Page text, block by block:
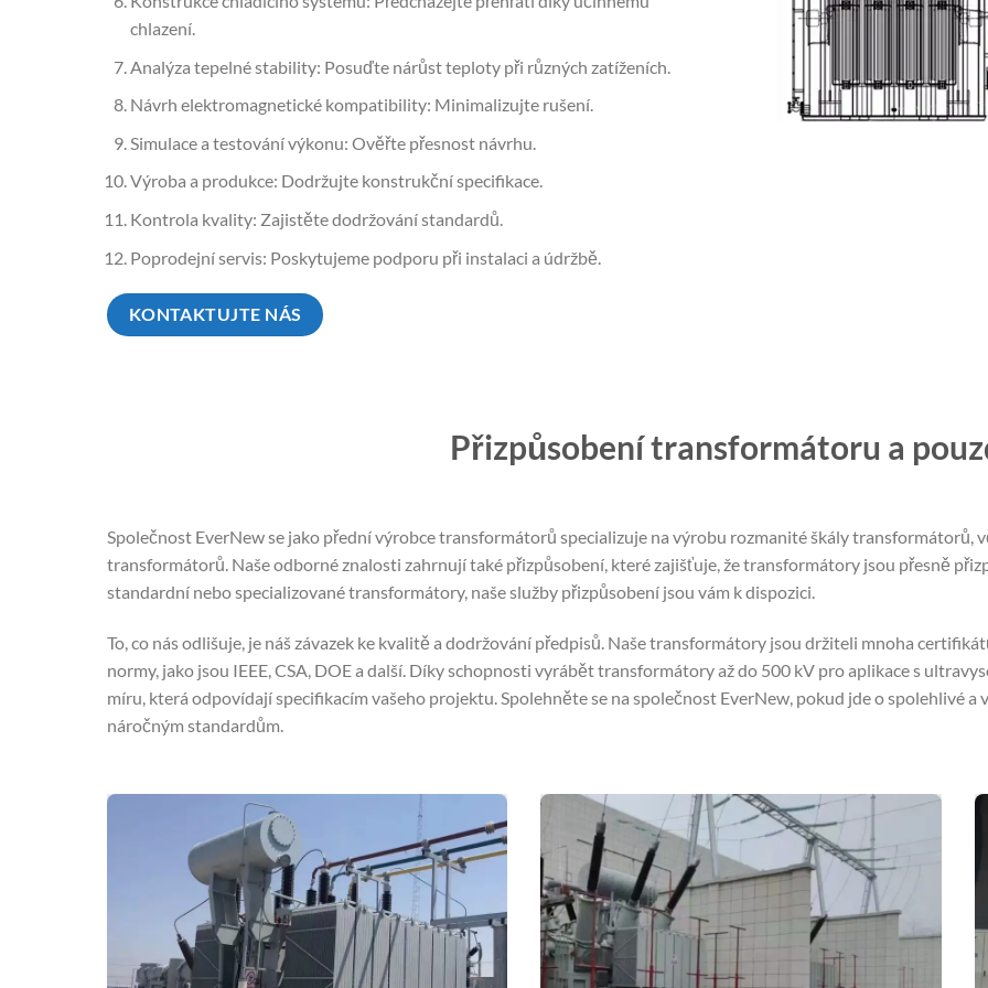
chlazení.
Analýza tepelné stability: Posuďte nárůst teploty při různých zatíženích.
Návrh elektromagnetické kompatibility: Minimalizujte rušení.
Simulace a testování výkonu: Ověřte přesnost návrhu.
Výroba a produkce: Dodržujte konstrukční specifikace.
Kontrola kvality: Zajistěte dodržování standardů.
Poprodejní servis: Poskytujeme podporu při instalaci a údržbě.
KONTAKTUJTE NÁS
Přizpůsobení transformátoru a
Společnost EverNew se jako přední výrobce transformátorů specializuje na výrobu rozmanité škály transformátorů,
transformátorů. Naše odborné znalosti zahrnují také přizpůsobení, které zajišťuje, že transformátory jsou přesně
standardní nebo specializované transformátory, naše služby přizpůsobení jsou vám k dispozici.
To, co nás odlišuje, je náš závazek ke kvalitě a dodržování předpisů. Naše transformátory jsou držiteli mnoha
normy, jako jsou IEEE, CSA, DOE a další. Díky schopnosti vyrábět transformátory až do 500 kV pro aplikace s
míru, která odpovídají specifikacím vašeho projektu. Spolehněte se na společnost EverNew, pokud jde o spolehlivé
náročným standardům.